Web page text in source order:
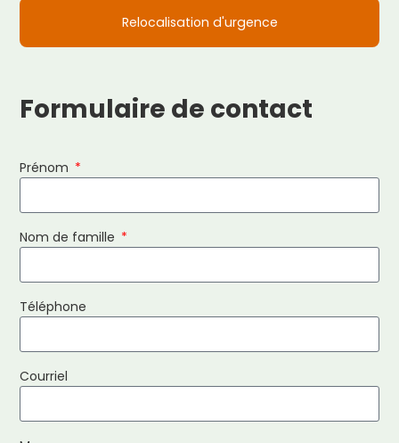
Relocalisation d'urgence
Formulaire de contact
Prénom
Nom de famille
Téléphone
Courriel